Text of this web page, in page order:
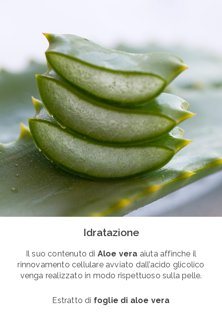
Idratazione
Il suo contenuto di Aloe vera aiuta affinche il
rinnovamento cellulare avviato dall’acido glicolico
venga realizzato in modo rispettuoso sulla pelle.
Estratto di foglie di aloe vera